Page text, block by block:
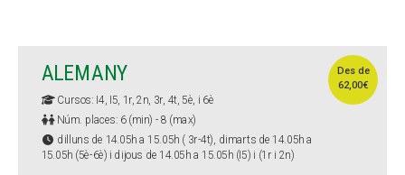
Des de
62,00€
ALEMANY
Cursos: I4, I5, 1r, 2n, 3r, 4t, 5è, i 6è
Núm. places: 6 (min) - 8 (max)
dilluns de 14.05h a 15.05h ( 3r-4t), dimarts de 14.05h a
15.05h (5è-6è) i dijous de 14.05h a 15.05h (I5) i (1r i 2n)